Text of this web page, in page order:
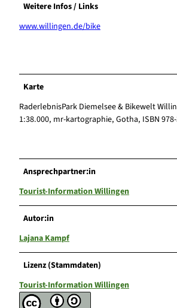
Weitere Infos / Links
www.willingen.de/bike
Karte
RaderlebnisPark Diemelsee & Bikewelt
1:38.000, mr-kartographie, Gotha, ISBN
Ansprechpartner:in
Tourist-Information Willingen
Autor:in
Lajana Kampf
Lizenz (Stammdaten)
Tourist-Information Willingen